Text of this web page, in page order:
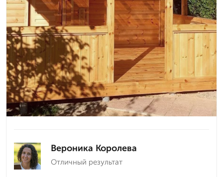
Вероника Королева
Отличный результат